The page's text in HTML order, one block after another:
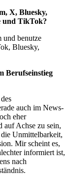
X, Bluesky,
und TikTok?
und benutze
Bluesky,
Berufseinstieg
auch im News-
eher
auf Achse zu sein,
Unmittelbarkeit,
Mir scheint es,
informiert ist,
nach